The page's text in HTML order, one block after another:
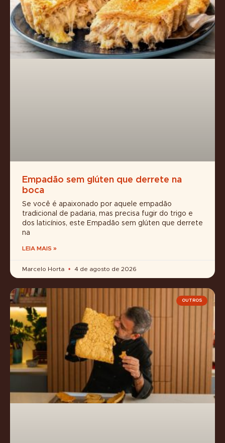
Empadão sem glúten que derrete na
boca
Se você é apaixonado por aquele empadão
tradicional de padaria, mas precisa fugir do trigo e
dos laticínios, este Empadão sem glúten que derrete
na
LEIA MAIS »
Marcelo Horta 4 de agosto de 2026
OUTROS